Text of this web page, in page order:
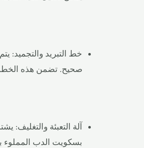
خط التبريد والتجميد:
صحيح. تضمن هذه الخطوة
آلة التعبئة والتغليف:
بسكويت الدب المملوء